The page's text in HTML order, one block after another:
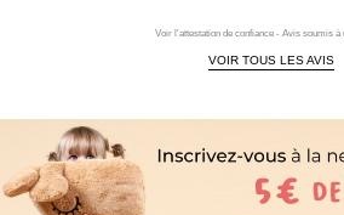
Voir l'attestation de confiance - Avis soumis à
VOIR TOUS LES AVIS